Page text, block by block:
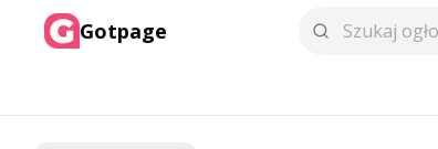
Gotpage